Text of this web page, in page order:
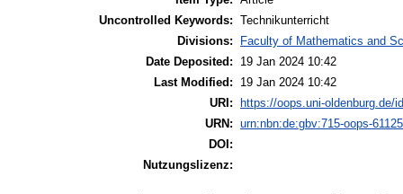
Uncontrolled Keywords: Technikunterricht
Divisions:
Faculty of Mathematics and
Date Deposited:
19 Jan 2024 10:42
Last Modified:
19 Jan 2024 10:42
URI:
https://oops.uni-oldenburg.de/
URN: urn:nbn:de:gbv:715-oops-61125
DOI:
Nutzungslizenz: